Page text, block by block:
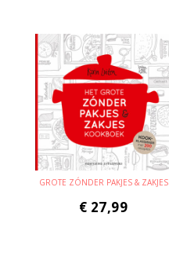
GROTE ZÓNDER PAKJES & ZAKJES
€ 27,99